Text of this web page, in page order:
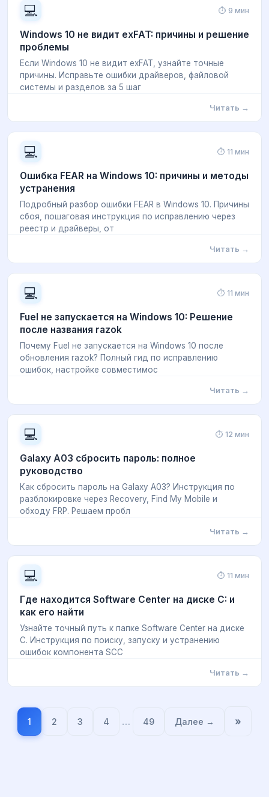
💻 ⏱ 9 мин
Windows 10 не видит exFAT: причины и решение
проблемы
Если Windows 10 не видит exFAT, узнайте точные
причины. Исправьте ошибки драйверов, файловой
системы и разделов за 5 шаг
Читать →
💻 ⏱ 11 мин
Ошибка FEAR на Windows 10: причины и методы
устранения
Подробный разбор ошибки FEAR в Windows 10. Причины
сбоя, пошаговая инструкция по исправлению через
реестр и драйверы, от
Читать →
💻 ⏱ 11 мин
Fuel не запускается на Windows 10: Решение
после названия razok
Почему Fuel не запускается на Windows 10 после
обновления razok? Полный гид по исправлению
ошибок, настройке совместимос
Читать →
💻 ⏱ 12 мин
Galaxy A03 сбросить пароль: полное
руководство
Как сбросить пароль на Galaxy A03? Инструкция по
разблокировке через Recovery, Find My Mobile и
обходу FRP. Решаем пробл
Читать →
💻 ⏱ 11 мин
Где находится Software Center на диске C: и
как его найти
Узнайте точный путь к папке Software Center на диске
C. Инструкция по поиску, запуску и устранению
ошибок компонента SCC
Читать →
1 2 3 4 … 49 Далее → »